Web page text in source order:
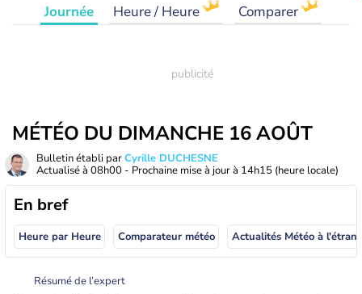
Journée Heure / Heure Comparer
MÉTÉO DU DIMANCHE 16 AOÛT
Bulletin établi parCyrille DUCHESNE
Actualisé à 08h00 - Prochaine mise à jour à 14h15 (heure locale)
En bref
Heure par Heure Comparateur météo
Résumé de l’expert